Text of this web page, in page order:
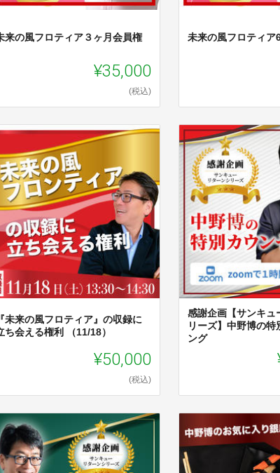
来の風フロティア３ヶ月会員権
¥35,000
(税込)
未来の風フロティア
『未来の風フロティア』の収録に
ち会える権利 （11/18）
¥50,000
(税込)
感謝企画【サンキュ
リーズ】中野博の特
ング